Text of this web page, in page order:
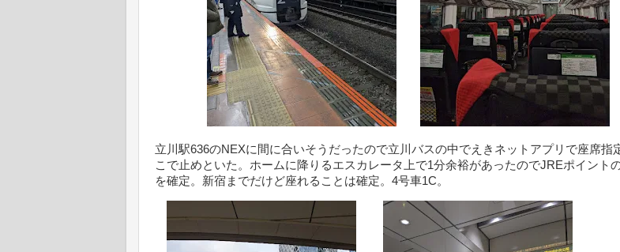
立川駅636のNEXに間に合いそうだったので立川バスの中でえきネットアプリで座席指
こで止めといた。ホームに降りるエスカレータ上で1分余裕があったのでJREポイント
を確定。新宿までだけど座れることは確定。4号車1C。